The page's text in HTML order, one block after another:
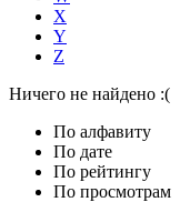
X
Y
Z
Ничего не найдено :(
По алфавиту
По дате
По рейтингу
По просмотрам